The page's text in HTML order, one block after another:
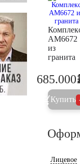
AM6672
из
гранита
685.000
Купить
Лицевое